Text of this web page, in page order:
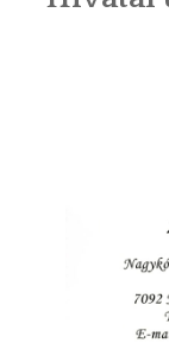
LETÖLTHETŐ
VÁLASZTÁS 2026